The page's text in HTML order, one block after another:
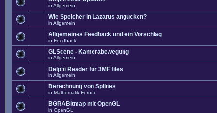
in Allgemein
Wie Speicher in Lazarus angucken?
in Allgemein
Allgemeines Feedback und ein Vorschlag
in Feedback
GLScene - Kamerabewegung
in Allgemein
Delphi Reader für 3MF files
in Allgemein
Berechnung von Splines
in Mathematik-Forum
BGRABitmap mit OpenGL
in OpenGL